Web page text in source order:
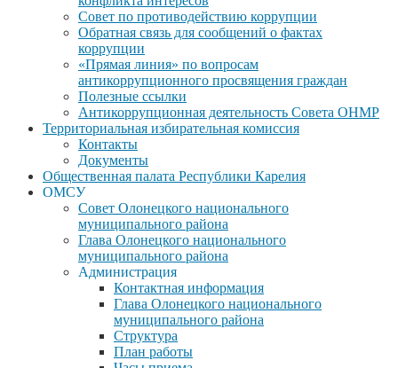
Совет по противодействию коррупции
Обратная связь для сообщений о фактах
коррупции
«Прямая линия» по вопросам
антикоррупционного просвящения граждан
Полезные ссылки
Антикоррупционная деятельность Совета ОНМР
Территориальная избирательная комиссия
Контакты
Документы
Общественная палата Республики Карелия
ОМСУ
Совет Олонецкого национального
муниципального района
Глава Олонецкого национального
муниципального района
Администрация
Контактная информация
Глава Олонецкого национального
муниципального района
Структура
План работы